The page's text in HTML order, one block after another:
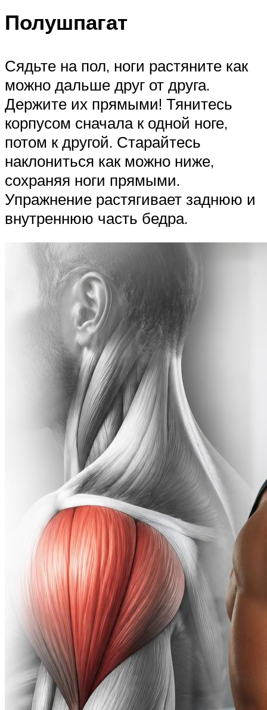
Полушпагат
Сядьте на пол, ноги растяните как
можно дальше друг от друга.
Держите их прямыми! Тянитесь
корпусом сначала к одной ноге,
потом к другой. Старайтесь
наклониться как можно ниже,
сохраняя ноги прямыми.
Упражнение растягивает заднюю и
внутреннюю часть бедра.